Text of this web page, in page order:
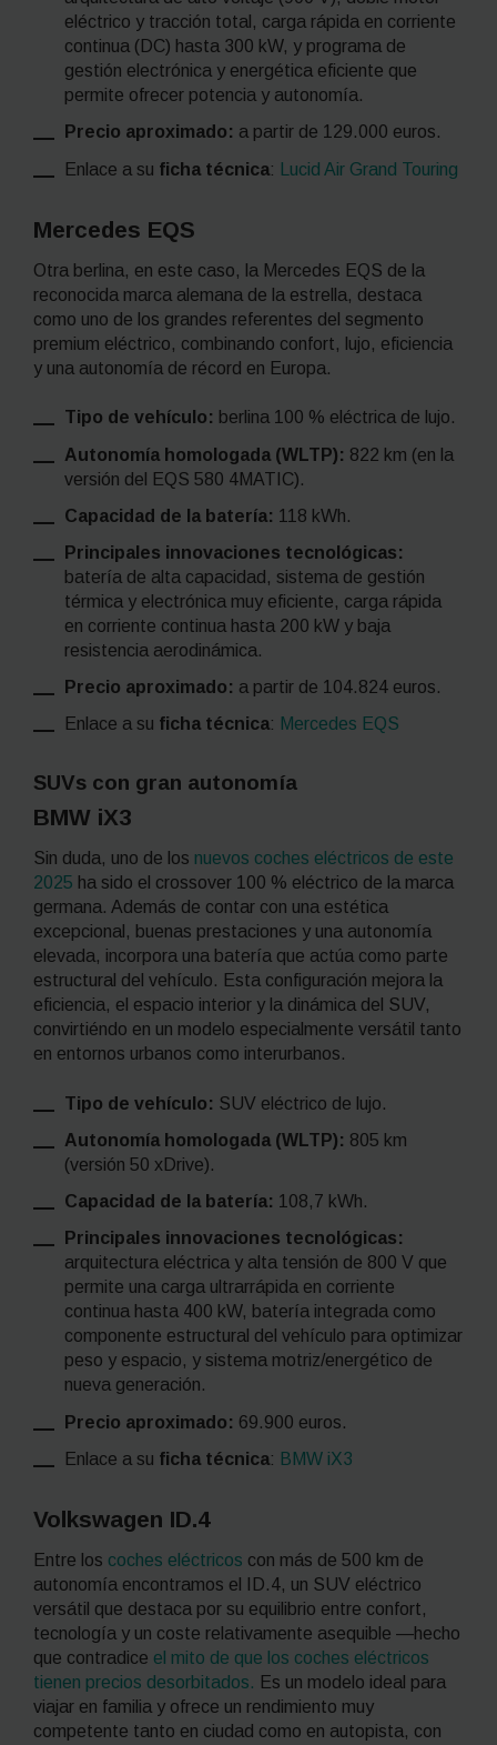
eléctrico y tracción total, carga rápida en corriente
continua (DC) hasta 300 kW, y programa de
gestión electrónica y energética eficiente que
permite ofrecer potencia y autonomía.
Precio aproximado: a partir de 129.000 euros.
Enlace a su ficha técnica: Lucid Air Grand Touring
Mercedes EQS
Otra berlina, en este caso, la Mercedes EQS de la
reconocida marca alemana de la estrella, destaca
como uno de los grandes referentes del segmento
premium eléctrico, combinando confort, lujo, eficiencia
y una autonomía de récord en Europa.
Tipo de vehículo: berlina 100 % eléctrica de lujo.
Autonomía homologada (WLTP): 822 km (en la
versión del EQS 580 4MATIC).
Capacidad de la batería: 118 kWh.
Principales innovaciones tecnológicas:
batería de alta capacidad, sistema de gestión
térmica y electrónica muy eficiente, carga rápida
en corriente continua hasta 200 kW y baja
resistencia aerodinámica.
Precio aproximado: a partir de 104.824 euros.
Enlace a su ficha técnica: Mercedes EQS
SUVs con gran autonomía
BMW iX3
Sin duda, uno de los nuevos coches eléctricos de este
2025 ha sido el crossover 100 % eléctrico de la marca
germana. Además de contar con una estética
excepcional, buenas prestaciones y una autonomía
elevada, incorpora una batería que actúa como parte
estructural del vehículo. Esta configuración mejora la
eficiencia, el espacio interior y la dinámica del SUV,
convirtiéndo en un modelo especialmente versátil tanto
en entornos urbanos como interurbanos.
Tipo de vehículo: SUV eléctrico de lujo.
Autonomía homologada (WLTP): 805 km
(versión 50 xDrive).
Capacidad de la batería: 108,7 kWh.
Principales innovaciones tecnológicas:
arquitectura eléctrica y alta tensión de 800 V que
permite una carga ultrarrápida en corriente
continua hasta 400 kW, batería integrada como
componente estructural del vehículo para optimizar
peso y espacio, y sistema motriz/energético de
nueva generación.
Precio aproximado: 69.900 euros.
Enlace a su ficha técnica: BMW iX3
Volkswagen ID.4
Entre los coches eléctricos con más de 500 km de
autonomía encontramos el ID.4, un SUV eléctrico
versátil que destaca por su equilibrio entre confort,
tecnología y un coste relativamente asequible —hecho
que contradice el mito de que los coches eléctricos
tienen precios desorbitados. Es un modelo ideal para
viajar en familia y ofrece un rendimiento muy
competente tanto en ciudad como en autopista, con